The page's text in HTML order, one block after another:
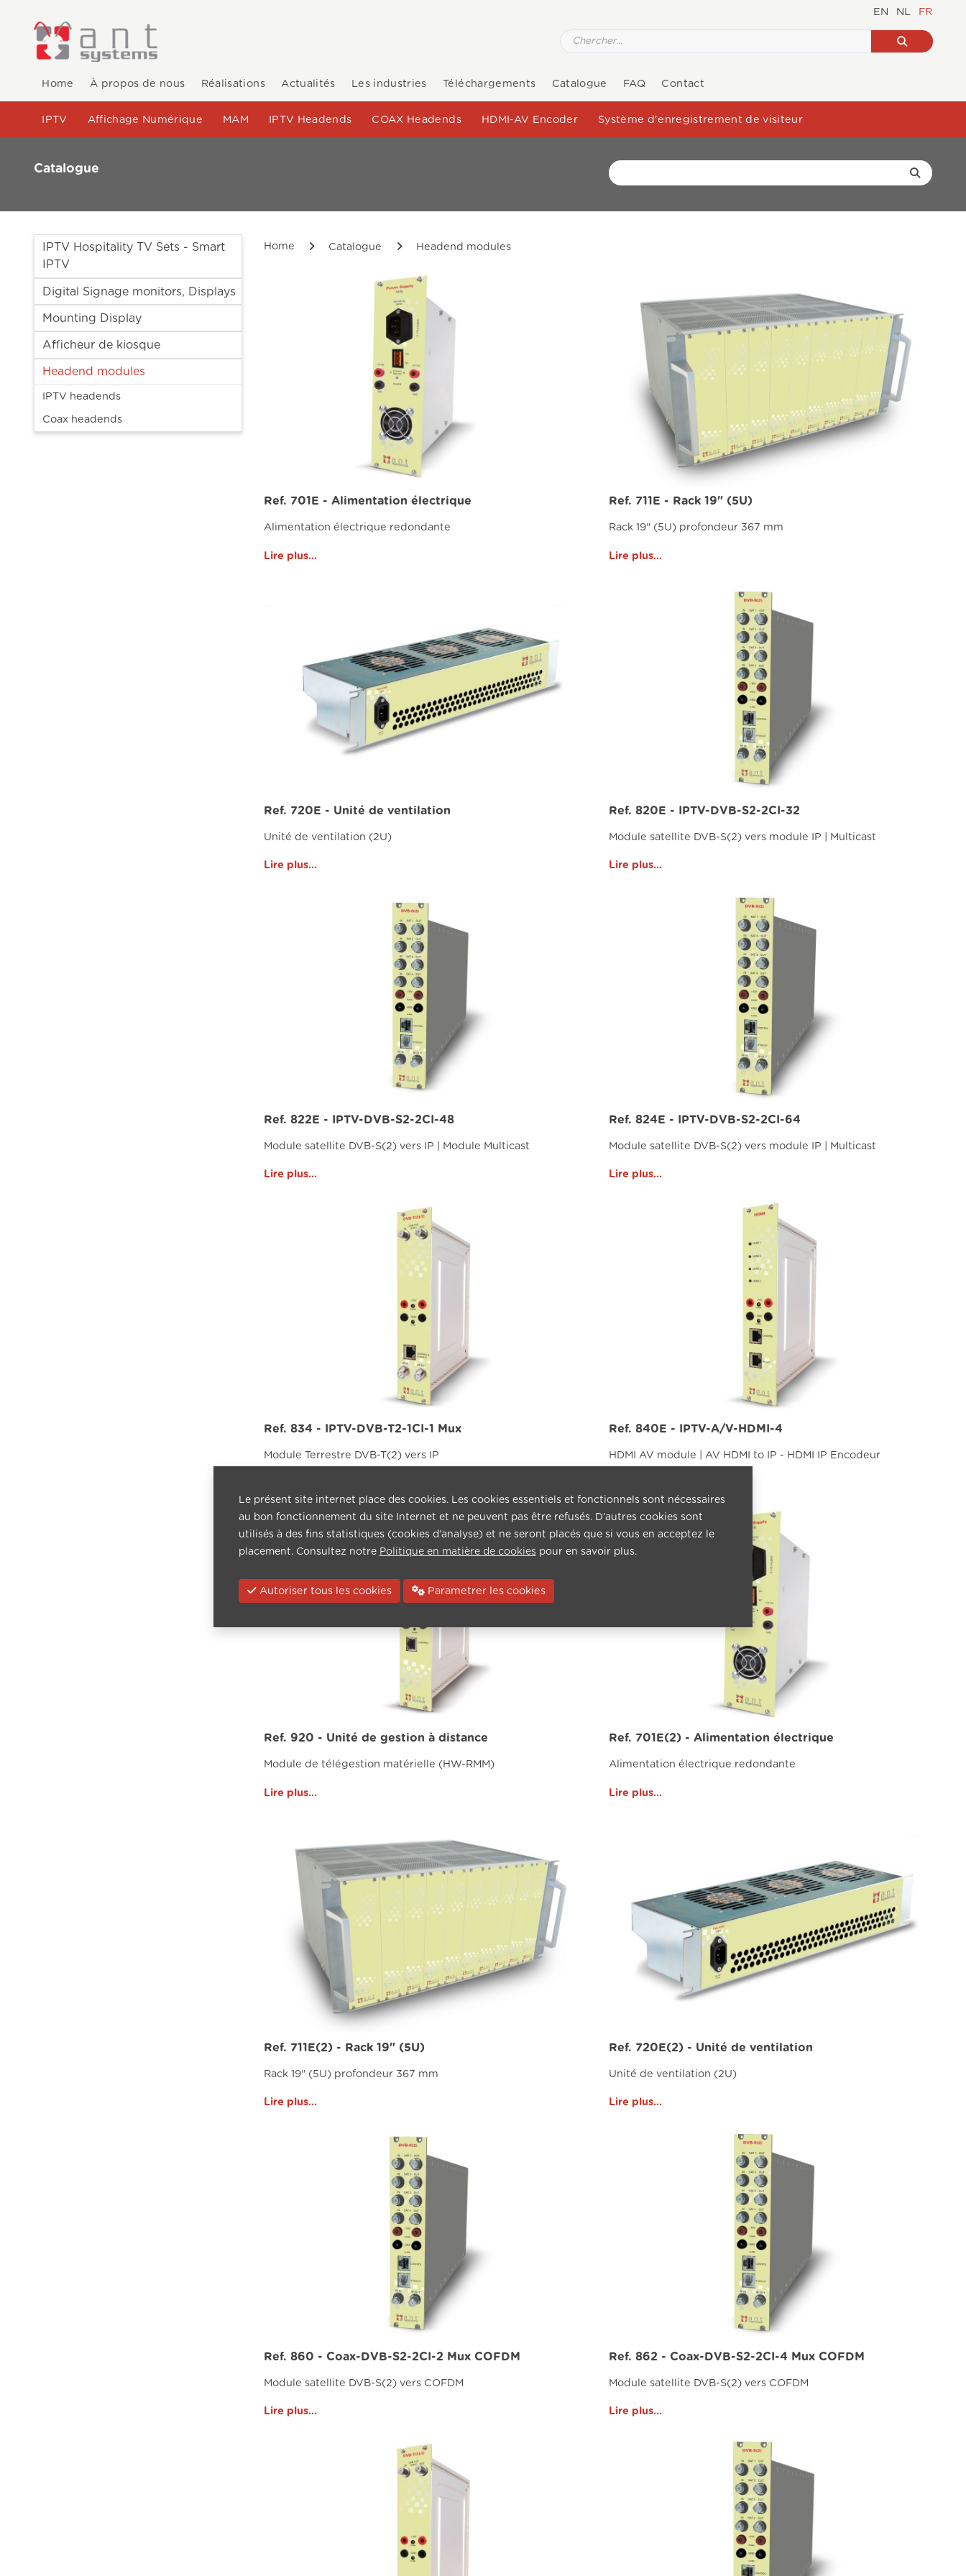
EN NL FR
Home À propos de nous Réalisations Actualités Les industries Téléchargements Catalogue FAQ Contact
IPTV Affichage Numérique MAM IPTV Headends COAX Headends HDMI-AV Encoder Système d'enregistrement de visiteur
Catalogue
IPTV Hospitality TV Sets - Smart
IPTV
Digital Signage monitors, Displays
Mounting Display
Afficheur de kiosque
Headend modules
IPTV headends
Coax headends
Home Catalogue Headend modules
Ref. 701E - Alimentation électrique
Alimentation électrique redondante
Lire plus...
Ref. 711E - Rack 19" (5U)
Rack 19" (5U) profondeur 367 mm
Lire plus...
Ref. 720E - Unité de ventilation
Unité de ventilation (2U)
Lire plus...
Ref. 820E - IPTV-DVB-S2-2CI-32
Module satellite DVB-S(2) vers module IP | Multicast
Lire plus...
Ref. 822E - IPTV-DVB-S2-2CI-48
Module satellite DVB-S(2) vers IP | Module Multicast
Lire plus...
Ref. 824E - IPTV-DVB-S2-2CI-64
Module satellite DVB-S(2) vers module IP | Multicast
Lire plus...
Ref. 834 - IPTV-DVB-T2-1CI-1 Mux
Module Terrestre DVB-T(2) vers IP
Ref. 840E - IPTV-A/V-HDMI-4
HDMI AV module | AV HDMI to IP - HDMI IP Encodeur
Ref. 920 - Unité de gestion à distance
Module de télégestion matérielle (HW-RMM)
Lire plus...
Ref. 701E(2) - Alimentation électrique
Alimentation électrique redondante
Lire plus...
Ref. 711E(2) - Rack 19" (5U)
Rack 19" (5U) profondeur 367 mm
Lire plus...
Ref. 720E(2) - Unité de ventilation
Unité de ventilation (2U)
Lire plus...
Ref. 860 - Coax-DVB-S2-2CI-2 Mux COFDM
Module satellite DVB-S(2) vers COFDM
Lire plus...
Ref. 862 - Coax-DVB-S2-2CI-4 Mux COFDM
Module satellite DVB-S(2) vers COFDM
Lire plus...
Le présent site internet place des cookies. Les cookies essentiels et fonctionnels sont nécessaires
au bon fonctionnement du site Internet et ne peuvent pas être refusés. D’autres cookies sont
utilisés à des fins statistiques (cookies d’analyse) et ne seront placés que si vous en acceptez le
placement. Consultez notre Politique en matière de cookies pour en savoir plus.
Autoriser tous les cookies Parametrer les cookies